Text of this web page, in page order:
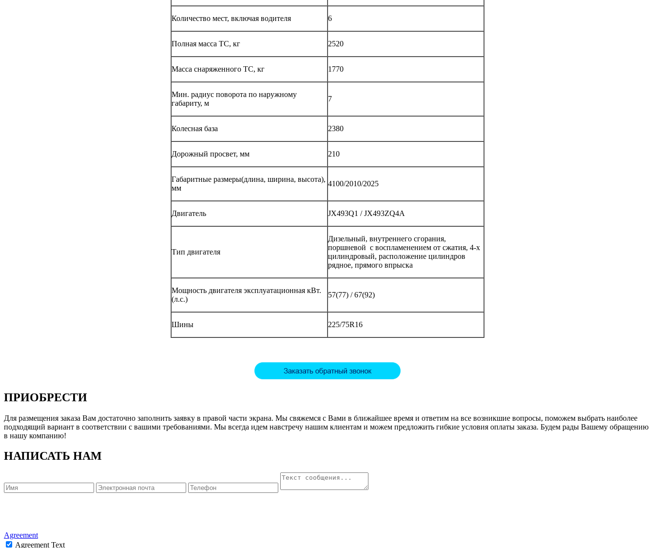
Количество мест, включая водителя 6
Полная масса ТС, кг 2520
Масса снаряженного ТС, кг 1770
Мин. радиус поворота по наружному
габариту, м
7
Колесная база 2380
Дорожный просвет, мм 210
Габаритные размеры(длина, ширина, высота),
мм
4100/2010/2025
Двигатель JX493Q1 / JX493ZQ4A
Тип двигателя
Дизельный, внутреннего сгорания,
поршневой с воспламенением от сжатия, 4-х
цилиндровый, расположение цилиндров
рядное, прямого впрыска
Мощность двигателя эксплуатационная кВт.
(л.с.)
57(77) / 67(92)
Шины 225/75R16
ПРИОБРЕСТИ
Для размещения заказа Вам достаточно заполнить заявку в правой части экрана. Мы свяжемся с Вами в ближайшее время и ответим на все возникшие вопросы, поможем выбрать наиболее
подходящий вариант в соответствии с вашими требованиями. Мы всегда идем навстречу нашим клиентам и можем предложить гибкие условия оплаты заказа. Будем рады Вашему обращению
в нашу компанию!
НАПИСАТЬ НАМ
Agreement
Agreement Text